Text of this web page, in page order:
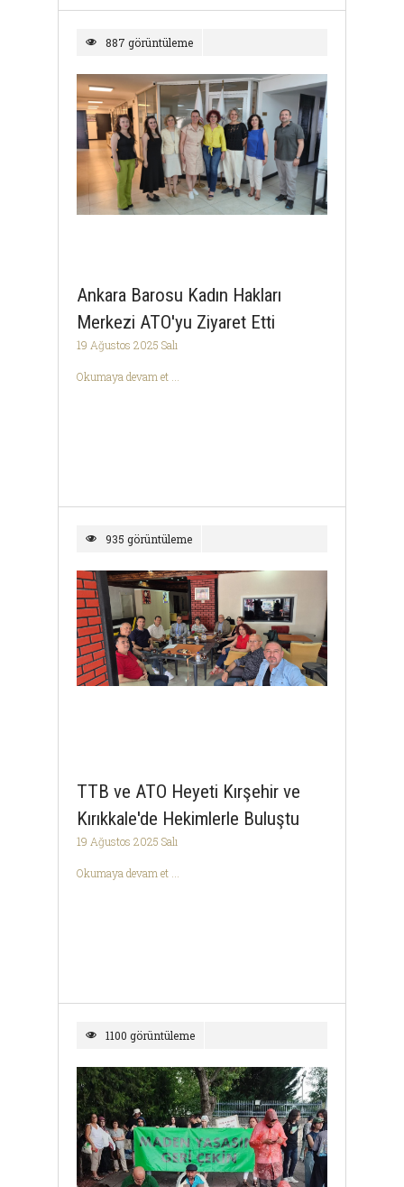
887 görüntüleme
Ankara Barosu Kadın Hakları
Merkezi ATO'yu Ziyaret Etti
19 Ağustos 2025 Salı
Okumaya devam et ...
935 görüntüleme
TTB ve ATO Heyeti Kırşehir ve
Kırıkkale'de Hekimlerle Buluştu
19 Ağustos 2025 Salı
Okumaya devam et ...
1100 görüntüleme